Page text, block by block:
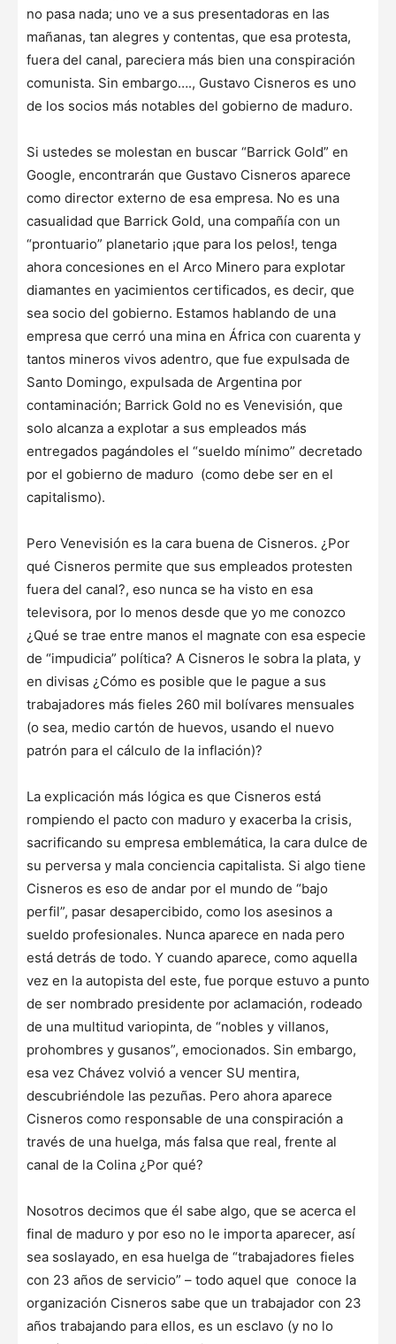
no pasa nada; uno ve a sus presentadoras en las
mañanas, tan alegres y contentas, que esa protesta,
fuera del canal, pareciera más bien una conspiración
comunista. Sin embargo…., Gustavo Cisneros es uno
de los socios más notables del gobierno de maduro.
Si ustedes se molestan en buscar “Barrick Gold” en
Google, encontrarán que Gustavo Cisneros aparece
como director externo de esa empresa. No es una
casualidad que Barrick Gold, una compañía con un
“prontuario” planetario ¡que para los pelos!, tenga
ahora concesiones en el Arco Minero para explotar
diamantes en yacimientos certificados, es decir, que
sea socio del gobierno. Estamos hablando de una
empresa que cerró una mina en África con cuarenta y
tantos mineros vivos adentro, que fue expulsada de
Santo Domingo, expulsada de Argentina por
contaminación; Barrick Gold no es Venevisión, que
solo alcanza a explotar a sus empleados más
entregados pagándoles el “sueldo mínimo” decretado
por el gobierno de maduro (como debe ser en el
capitalismo).
Pero Venevisión es la cara buena de Cisneros. ¿Por
qué Cisneros permite que sus empleados protesten
fuera del canal?, eso nunca se ha visto en esa
televisora, por lo menos desde que yo me conozco
¿Qué se trae entre manos el magnate con esa especie
de “impudicia” política? A Cisneros le sobra la plata, y
en divisas ¿Cómo es posible que le pague a sus
trabajadores más fieles 260 mil bolívares mensuales
(o sea, medio cartón de huevos, usando el nuevo
patrón para el cálculo de la inflación)?
La explicación más lógica es que Cisneros está
rompiendo el pacto con maduro y exacerba la crisis,
sacrificando su empresa emblemática, la cara dulce de
su perversa y mala conciencia capitalista. Si algo tiene
Cisneros es eso de andar por el mundo de “bajo
perfil”, pasar desapercibido, como los asesinos a
sueldo profesionales. Nunca aparece en nada pero
está detrás de todo. Y cuando aparece, como aquella
vez en la autopista del este, fue porque estuvo a punto
de ser nombrado presidente por aclamación, rodeado
de una multitud variopinta, de “nobles y villanos,
prohombres y gusanos”, emocionados. Sin embargo,
esa vez Chávez volvió a vencer SU mentira,
descubriéndole las pezuñas. Pero ahora aparece
Cisneros como responsable de una conspiración a
través de una huelga, más falsa que real, frente al
canal de la Colina ¿Por qué?
Nosotros decimos que él sabe algo, que se acerca el
final de maduro y por eso no le importa aparecer, así
sea soslayado, en esa huelga de “trabajadores fieles
con 23 años de servicio” – todo aquel que conoce la
organización Cisneros sabe que un trabajador con 23
años trabajando para ellos, es un esclavo (y no lo